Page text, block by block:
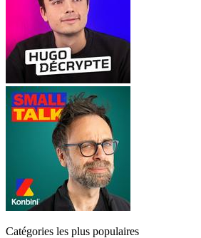
Catégories les plus populaires